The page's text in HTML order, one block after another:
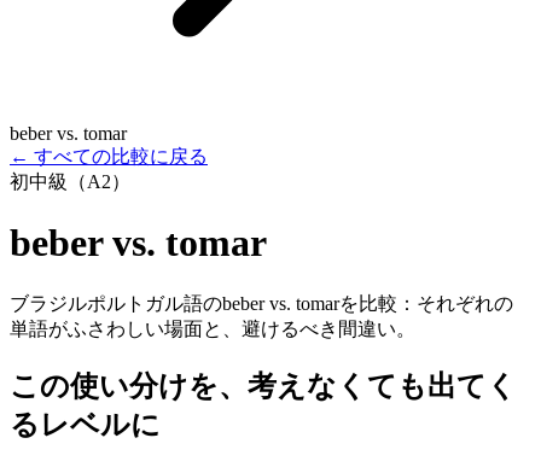
beber vs. tomar
← すべての比較に戻る
初中級（A2）
beber vs. tomar
ブラジルポルトガル語のbeber vs. tomarを比較：それぞれの
単語がふさわしい場面と、避けるべき間違い。
この使い分けを、考えなくても出てく
るレベルに